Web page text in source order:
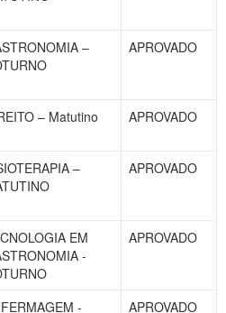
–
APROVADO
– Matutino APROVADO
–
APROVADO
EM
-
APROVADO
-
APROVADO